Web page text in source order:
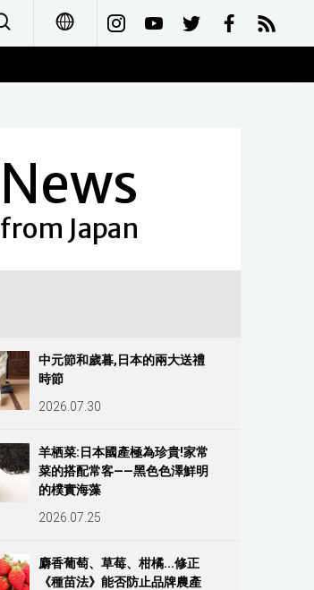
Français
News
from Japan
中元節和歲暮,日本的兩大送禮
時節
2026.07.30
羊栖菜:日本國產極為珍貴!家常
菜的搭配常客——黑色色澤鮮明
的樸實海藻
2026.07.25
麝香葡萄、草莓、柑橘...修正
《種苗法》能否防止品牌農產